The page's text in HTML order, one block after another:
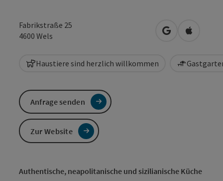
Fabrikstraße 25
4600 Wels in Googlein Apple
Haustiere sind herzlich willkommen
Authentische, neapolitanische und sizilianische Küche
Anfrage senden
Zur Website